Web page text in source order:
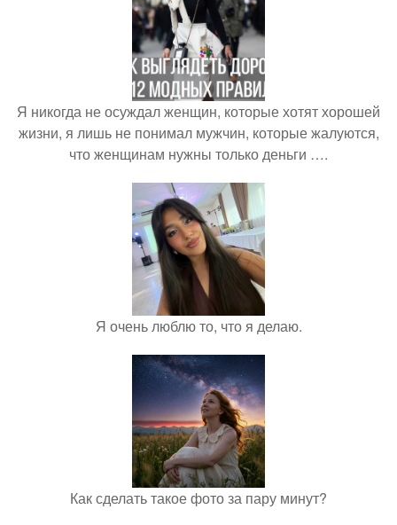
Я никогда не осуждал женщин, которые хотят хорошей
жизни, я лишь не понимал мужчин, которые жалуются,
что женщинам нужны только деньги ….
Я очень люблю то, что я делаю.
Как сделать такое фото за пару минут?